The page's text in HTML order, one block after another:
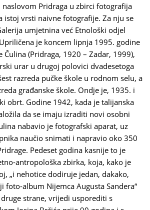
naslovom Pridraga u zbirci fotografija
istoj vrsti naivne fotografije. Za nju se
umjetnina već Etnološki odjel
je koncem lipnja 1995. godine
Čulina (Pridraga, 1920 – Zadar, 1999),
urar u drugoj polovici dvadesetoga
razreda pučke škole u rodnom selu, a
građanske škole. Ondje je, 1935. i
obrt. Godine 1942, kada je talijanska
da se imaju izraditi novi osobni
nabavio je fotografski aparat, uz
naučio snimati i napravio oko 350
Pedeset godina kasnije to je
antropološka zbirka, koja, kako je
„i nehotice dodiruje jedan, dakako,
foto-album Nijemca Augusta Sandera“
strane, vrijedi usporediti s